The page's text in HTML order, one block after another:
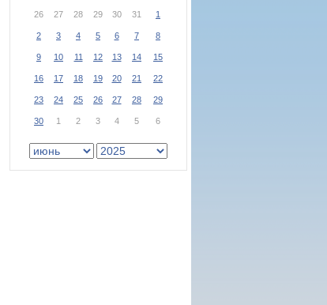
26 27 28 29 30 31 1
2 3 4 5 6 7 8
9 10 11 12 13 14 15
16 17 18 19 20 21 22
23 24 25 26 27 28 29
30 1 2 3 4 5 6